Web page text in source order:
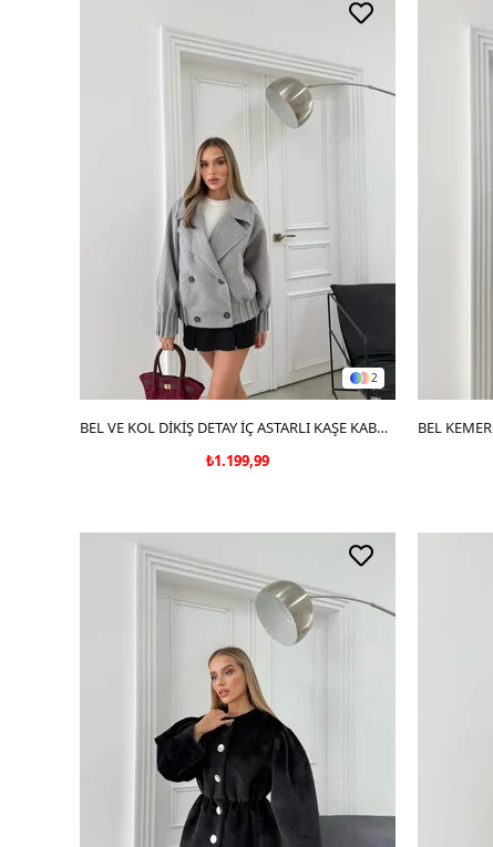
2
SEPETE EKLE
BEL VE KOL DİKİŞ DETAY İÇ ASTARLI KAŞE KABAN GRİ 2067
₺1.199,99